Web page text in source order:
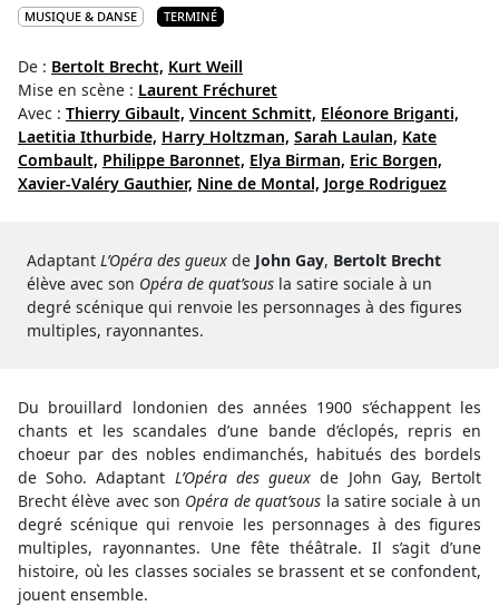
MUSIQUE & DANSE TERMINÉ
De : Bertolt Brecht, Kurt Weill
Mise en scène : Laurent Fréchuret
Avec : Thierry Gibault, Vincent Schmitt, Eléonore Briganti,
Laetitia Ithurbide, Harry Holtzman, Sarah Laulan, Kate
Combault, Philippe Baronnet, Elya Birman, Eric Borgen,
Xavier-Valéry Gauthier, Nine de Montal, Jorge Rodriguez
Adaptant L’Opéra des gueux de John Gay, Bertolt Brecht
élève avec son Opéra de quat’sous la satire sociale à un
degré scénique qui renvoie les personnages à des figures
multiples, rayonnantes.
Du brouillard londonien des années 1900 s’échappent les
chants et les scandales d’une bande d’éclopés, repris en
choeur par des nobles endimanchés, habitués des bordels
de Soho. Adaptant L’Opéra des gueuxde John Gay, Bertolt
Brecht élève avec son Opéra de quat’sous la satire sociale à un
degré scénique qui renvoie les personnages à des figures
multiples, rayonnantes. Une fête théâtrale. Il s’agit d’une
histoire, où les classes sociales se brassent et se confondent,
jouent ensemble.